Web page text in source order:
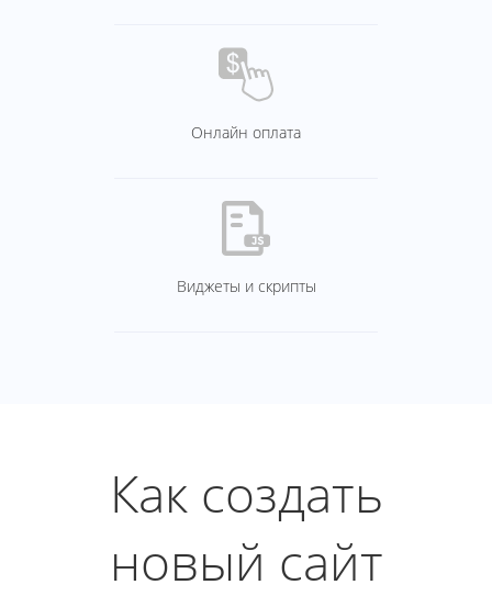
Онлайн оплата
Виджеты и скрипты
Как создать
новый сайт